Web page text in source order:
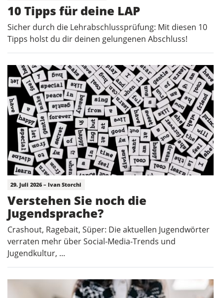
10 Tipps für deine LAP
Sicher durch die Lehrabschlussprüfung: Mit diesen 10
Tipps holst du dir deinen gelungenen Abschluss!
29. Juli 2026 – Ivan Storchi
Verstehen Sie noch die
Jugendsprache?
Crashout, Ragebait, Süper: Die aktuellen Jugendwörter
verraten mehr über Social-Media-Trends und
Jugendkultur, ...